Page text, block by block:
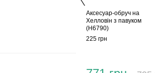
Аксесуар-обруч на
Хелловін з павуком
(H6790)
225 грн